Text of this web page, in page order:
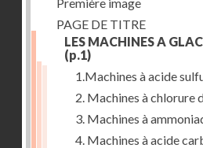
PAGE DE TITRE
LES MACHINES A
(p.1)
1.Machines à acide
2. Machines à chlorure
3. Machines à
4. Machines à acide